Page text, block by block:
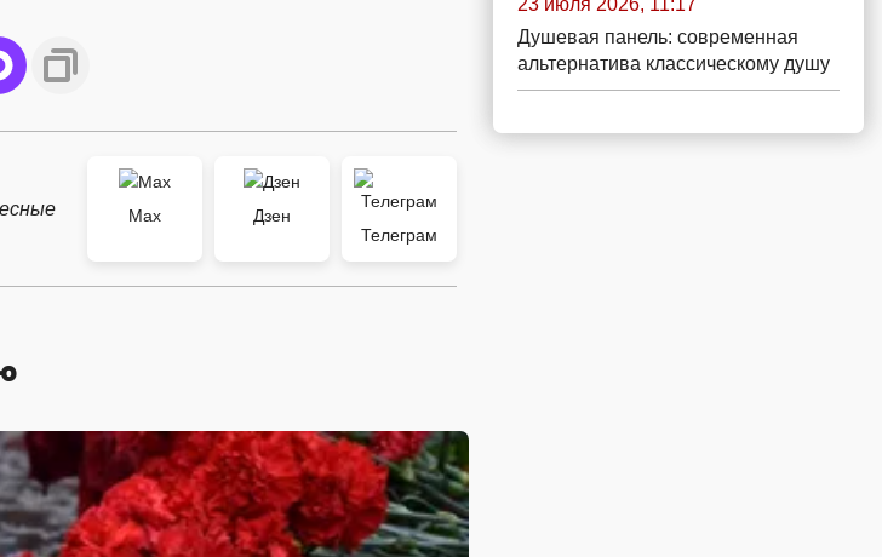
Max
Дзен
Телеграм
23 июля 2026, 11:17
Душевая панель: современная
альтернатива классическому душу